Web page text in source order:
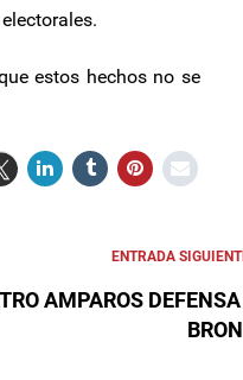
estos hechos no se
ENTRADA
AMPAROS